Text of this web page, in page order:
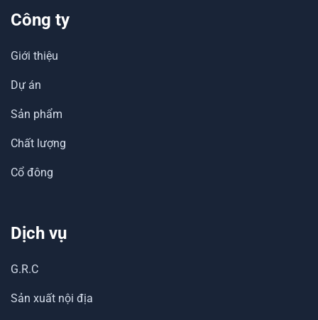
Công ty
Giới thiệu
Dự án
Sản phẩm
Chất lượng
Cổ đông
Dịch vụ
G.R.C
Sản xuất nội địa